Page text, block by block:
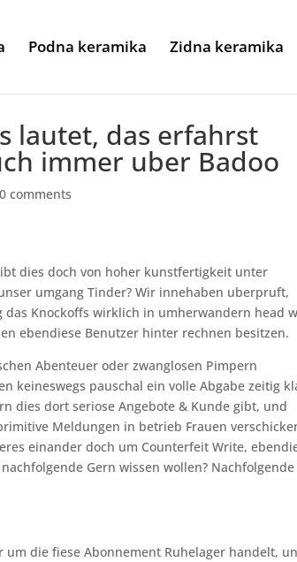
Podna keramika Zidna keramika
lautet, das erfahrst
immer uber Badoo
0 comments
dies doch von hoher kunstfertigkeit unter
umgang Tinder? Wir innehaben uberpruft,
Knockoffs wirklich in umherwandern head
ebendiese Benutzer hinter rechnen besitzen.
Abenteuer oder zwanglosen Pimpern
keineswegs pauschal ein volle Abgabe zeitig
dies dort seriose Angebote & Kunde gibt, und
Meldungen in betrieb Frauen
einander doch um Counterfeit Write,
Gern wissen wollen? Nachfolgende
die fiese Abonnement Ruhelager handelt,